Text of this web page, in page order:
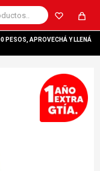
PESOS, APROVECHÁ Y LLENÁ